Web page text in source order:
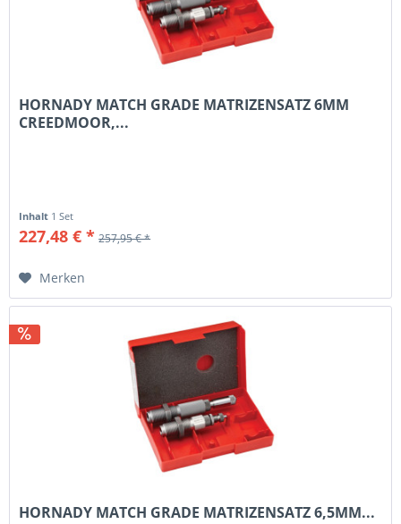
HORNADY MATCH GRADE MATRIZENSATZ 6MM
CREEDMOOR,...
Inhalt 1 Set
227,48 € * 257,95 € *
Merken
HORNADY MATCH GRADE MATRIZENSATZ 6,5MM...